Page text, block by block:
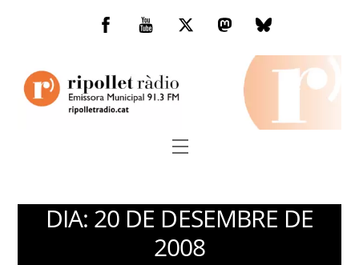
Facebook
You
TwitterMastodonBluesky
Menu
DIA: 20 DE DESEMBRE DE
2008